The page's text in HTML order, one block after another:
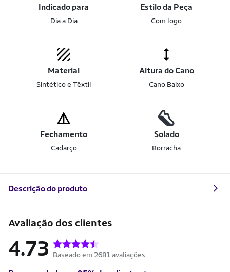
Indicado para
Dia a Dia
Estilo da Peça
Com logo
Material
Sintético e Têxtil
Altura do Cano
Cano Baixo
Fechamento
Cadarço
Solado
Borracha
Descrição do produto
Avaliação dos clientes
4.73 Baseado em 2681 avaliações